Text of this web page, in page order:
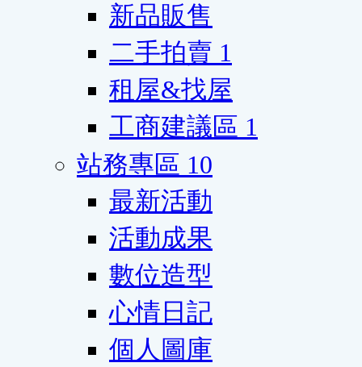
新品販售
二手拍賣 1
租屋&找屋
工商建議區 1
站務專區 10
最新活動
活動成果
數位造型
心情日記
個人圖庫